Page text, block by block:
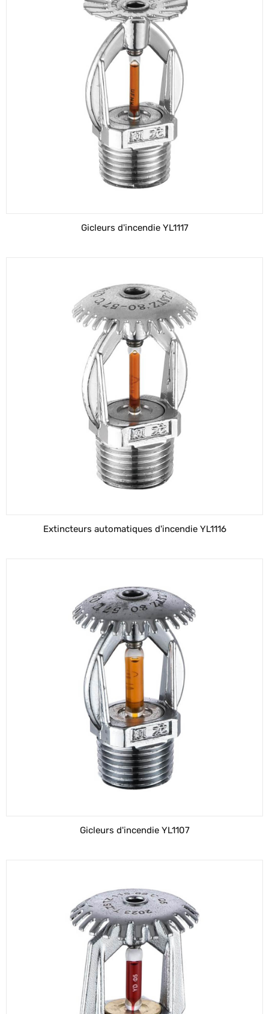
Gicleurs d'incendie YL1117
Extincteurs automatiques d'incendie YL1116
Gicleurs d'incendie YL1107